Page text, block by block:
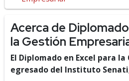
Acerca de
la Gestión
El Diplomado en Excel para
egresado del Instituto